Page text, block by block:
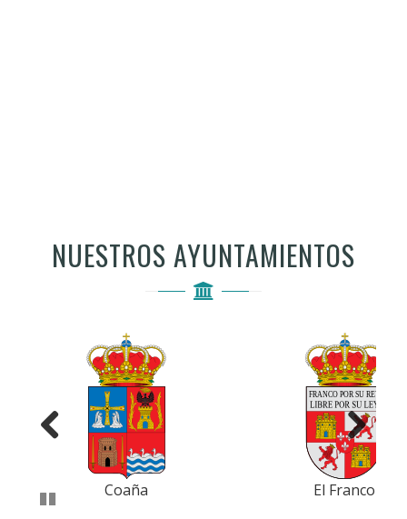
NUESTROS AYUNTAMIENTOS
Coaña El Franco
Anterior Siguiente